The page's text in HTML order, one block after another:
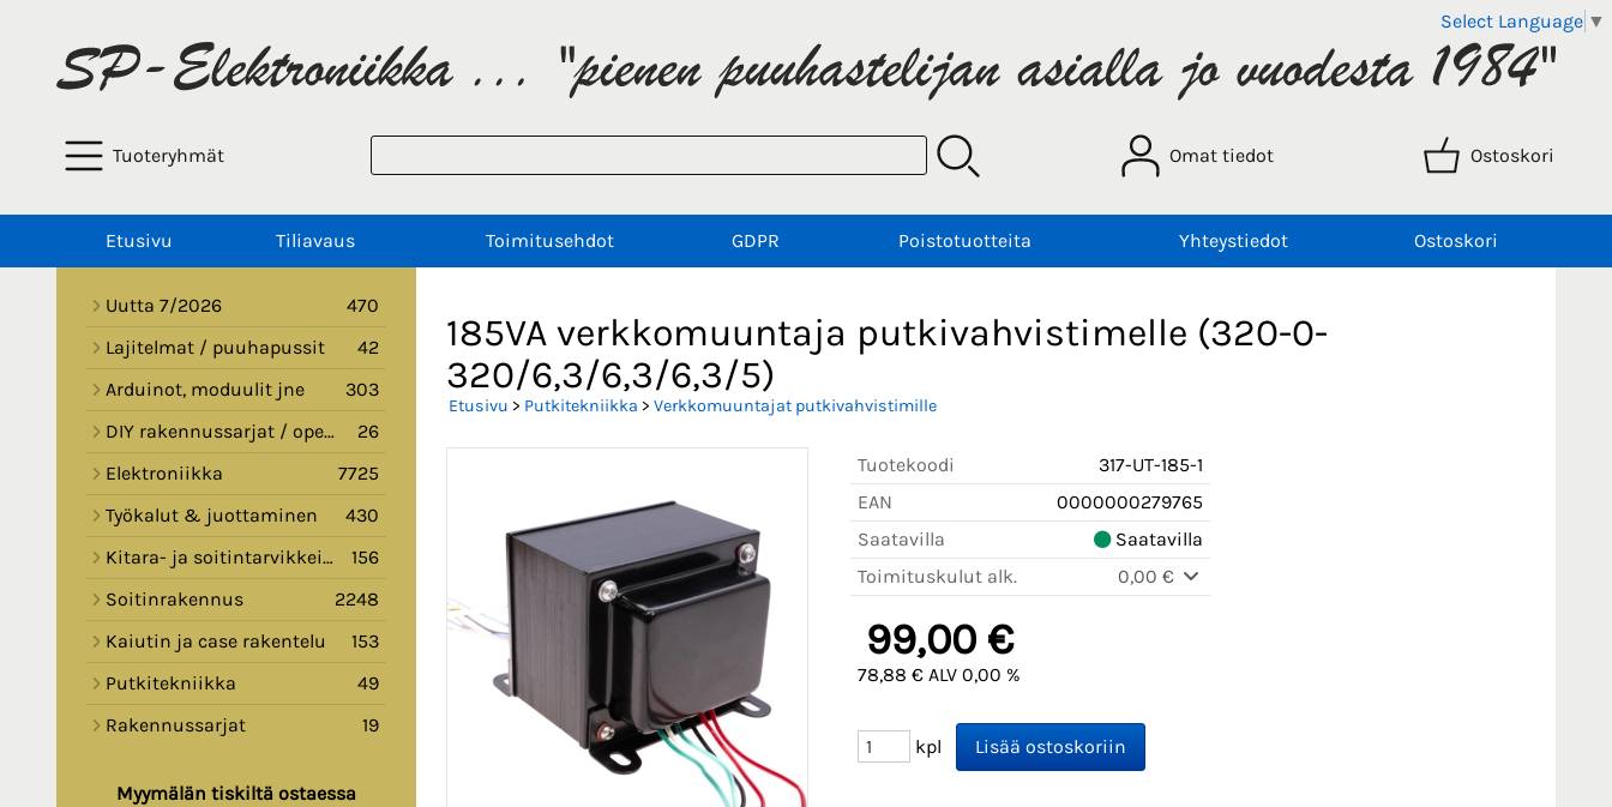
Select Language ▼
Tuoteryhmät Omat tiedot Ostoskori
Etusivu Tiliavaus Toimitusehdot GDPR Poistotuotteita Yhteystiedot Ostoskori
Uutta 7/2026
470
Lajitelmat / puuhapussit
42
Arduinot, moduulit jne
303
DIY rakennussarjat / opetussarjat
26
Elektroniikka
7725
Työkalut & juottaminen
430
Kitara- ja soitintarvikkeita
156
Soitinrakennus
2248
Kaiutin ja case rakentelu
153
Putkitekniikka
49
Rakennussarjat
19
Myymälän tiskiltä ostaessa
185VA verkkomuuntaja putkivahvistimelle (320-0-
320/6,3/6,3/6,3/5)
Etusivu > Putkitekniikka > Verkkomuuntajat putkivahvistimille
Tuotekoodi
317-UT-185-1
EAN
0000000279765
Saatavilla
Saatavilla
Toimituskulut alk.
0,00 €
99,00 €
78,88 € ALV 0,00 %
kpl